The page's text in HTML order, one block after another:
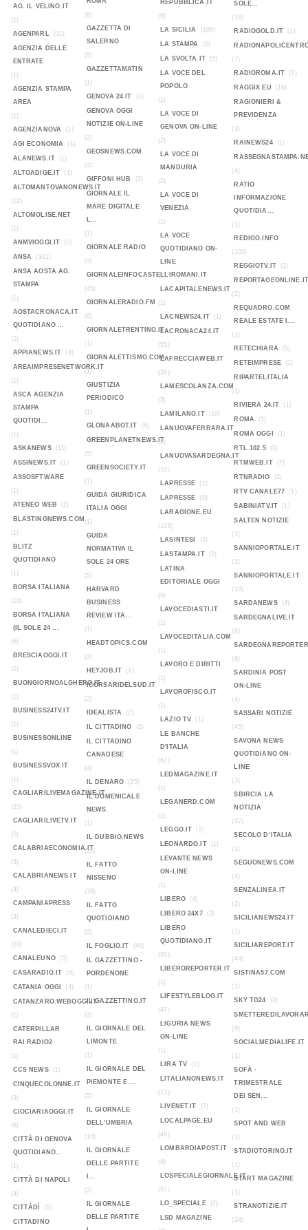
AG. IL VELINO.IT
(1)
AGENPARL
(31)
AGENZIA DELLE
ENTRATE
(1)
AGENZIA STAMPA
AREA
(1)
AGENZIANOVA
(1)
AGI ECONOMIA (1)
ALANEWS.IT (1)
ALTOADIGE.IT (1)
ALTOMANTOVANONEWS.IT
(12)
ALTOMOLISE.NET
(1)
ANMVIOGGI.IT
(0)
ANSA (311)
ANSA AOSTA AG.
STAMPA
(1)
AOSTACRONACA.IT
QUOTIDIANO ...
(2)
APPIANEWS.IT
(8)
AREAIMPRESENETWORK.IT
(1)
ASCA AGENZIA
STAMPA
QUOTIDI...
(1)
ASKANEWS
(11)
ASSINEWS.IT (1)
ASSOSFTWARE
(1)
ATENEO WEB
(2)
BLASTINGNEWS.COM
(1)
BLITZ
QUOTIDIANO
(1)
BORSA ITALIANA
(10)
BORSA ITALIANA
(IL SOLE 24 ...
(6)
BRESCIAOGGI.IT
(2)
BUONGIORNOALGHERO.IT
(1)
BUSINESS24TV.IT
(1)
BUSINESSONLINE
(1)
BUSINESSVOX.IT
(1)
CAGLIARILIVEMAGAZINE.IT
(23)
CAGLIARILIVETV.IT
(5)
CALABRIAECONOMIA.IT
(3)
CALABRIANEWS.IT
(4)
CAMPANIAPRESS
(3)
CANALEDIECI.IT
(23)
CANALEUNO
(3)
CASARADIO.IT (6)
CATANIA OGGI (4)
CATANZARO.WEBOGGI.IT
(1)
CATERPILLAR
RAI RADIO2
(1)
CCS NEWS
(1)
CINQUECOLONNE.IT
(3)
CIOCIARIAOGGI.IT
(6)
CITTÀ DI GENOVA
QUOTIDIANO...
(1)
CITTÀ DI NAPOLI
(4)
CITTÀDÌ
(5)
CITTADINO
(6)
GAZZETTA DI
SALERNO
(8)
GAZZETTAMATIN
(1)
GENOVA 24.IT
(1)
GENOVA OGGI
NOTIZIE ON-LINE
(2)
GEOSNEWS.COM
(4)
GIFFONI HUB
(2)
GIORNALE IL
MARE DIGITALE
L...
(1)
GIORNALE RADIO
(4)
GIORNALEINFOCASTELLIROMANI.IT
(45)
GIORNALERADIO.FM
(6)
GIORNALETRENTINO.IT
(1)
GIORNALETTISMO.COM
(1)
GIUSTIZIA
PERIODICO
(1)
GLONAABOT.IT
(6)
GREENPLANETNEWS.IT
(5)
GREENSOCIETY.IT
(1)
GUIDA GIURIDICA
ITALIA OGGI
(1)
GUIDA
NORMATIVA IL
SOLE 24 ORE
(5)
HARVARD
BUSINESS
REVIEW ITA...
(1)
HEADTOPICS.COM
(3)
HEYJOB.IT
(1)
ICORSARIDELSUD.IT
(2)
IDEALISTA
(2)
IL CITTADINO (2)
IL CITTADINO
CANADESE
(4)
IL DENARO
(35)
IL DOMENICALE
NEWS
(1)
IL DUBBIO.NEWS
(36)
IL FATTO
NISSENO
(38)
IL FATTO
QUOTIDIANO
(2)
IL FOGLIO.IT
(48)
IL GAZZETTINO -
PORDENONE
(1)
IL GAZZETTINO.IT
(3)
IL GIORNALE DEL
LIMONTE
(1)
IL GIORNALE DEL
PIEMONTE E ...
(5)
IL GIORNALE
DELL'UMBRIA
(10)
IL GIORNALE
DELLE PARTITE
I...
(2)
IL GIORNALE
DELLE PARTITE
REPUBBLICA.IT
(6)
LA SICILIA
(108)
LA STAMPA (6)
LA SVOLTA.IT (5)
LA VOCE DEL
POPOLO
(1)
LA VOCE DI
GENOVA ON-LINE
(2)
LA VOCE DI
MANDURIA
(2)
LA VOCE DI
VENEZIA
(1)
LA VOCE
QUOTIDIANO ON-
LINE
(2)
LACAPITALENEWS.IT
(1)
LACNEWS24.IT
(1)
LACRONACA24.IT
(55)
LAFRECCIAWEB.IT
(39)
LAMESCOLANZA.COM
(3)
LAMILANO.IT
(10)
LANUOVAFERRARA.IT
(8)
LANUOVASARDEGNA.IT
(10)
LAPRESSE
(1)
LAPRESSE (0)
LARAGIONE.EU
(108)
LASINTESI
(3)
LASTAMPA.IT (2)
LATINA
EDITORIALE OGGI
(9)
LAVOCEDIASTI.IT
(1)
LAVOCEDITALIA.COM
(1)
LAVORO E DIRITTI
(1)
LAVOROFISCO.IT
(1)
LAZIO TV
(1)
LE BANCHE
D'ITALIA
(67)
LEDMAGAZINE.IT
(1)
LEGANERD.COM
(1)
LEGGO.IT
(2)
LEONARDO.IT (1)
LEVANTE NEWS
ON-LINE
(1)
LIBERO
(4)
LIBERO 24X7 (3)
LIBERO
QUOTIDIANO.IT
(90)
LIBEROREPORTER.IT
(1)
LIFESTYLEBLOG.IT
(47)
LIGURIA NEWS
ON-LINE
(1)
LIRA TV
(1)
LITALIANONEWS.IT
(13)
LIVENET.IT
(7)
LOCALPAGE.EU
(46)
LOMBARDIAPOST.IT
(4)
LOSPECIALEGIORNALE.IT
(57)
LO_SPECIALE
(2)
LSD MAGAZINE
SOLE...
(18)
RADIOGOLD.IT
(1)
(7)
RADIOROMA.IT
(2)
RAGGIX.EU (16)
RAGIONIERI &
PREVIDENZA
(3)
RAINEWS24
(1)
(4)
RATIO
INFORMAZIONE
QUOTIDIA...
(1)
REDIGO.INFO
(105)
REGGIOTV.IT
(2)
REPORTAGEONLINE.IT
(2)
REQUADRO.COM
REALE ESTATE I...
(1)
RETECHIARA
(5)
RETEIMPRESE (1)
RIPARTELITALIA
(1)
RIVIERA 24.IT
(1)
ROMA (1)
ROMA OGGI (1)
RTL 102.5 (5)
RTMWEB.IT (7)
RTNRADIO (2)
RTV CANALE77 (1)
SABINIATV.IT (1)
SALTEN NOTIZIE
(1)
SANNIOPORTALE.IT
(2)
SANNIOPORTALE.IT
(18)
SARDANEWS
(4)
SARDEGNALIVE.IT
(8)
(6)
SARDINIA POST
ON-LINE
(4)
SASSARI NOTIZIE
(45)
SAVONA NEWS
QUOTIDIANO ON-
LINE
(3)
SBIRCIA LA
NOTIZIA
(62)
SECOLO D‘ITALIA
(1)
SEGUONEWS.COM
(4)
SENZALINEA.IT
(2)
SICILIANEWS24.IT
(1)
SICILIAREPORT.IT
(44)
SISTINA57.COM
(1)
SKY TG24
(2)
(9)
SOCIALMEDIALIFE.IT
(1)
SOFÀ -
TRIMESTRALE
DEI SEN...
(1)
SPOT AND WEB
(1)
STADIOTORINO.IT
(1)
START MAGAZINE
(1)
STRANOTIZIE.IT
(24)